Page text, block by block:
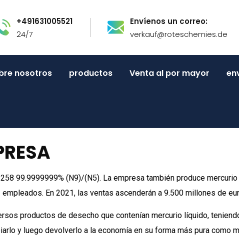
+491631005521
24/7
Envíenos un correo:
verkauf@roteschemies.de
nosotros productos Venta al por mayor
99.9999999% (N9)/(N5). La empresa también produce
En 2021, las ventas ascenderán a 9.500 millones de
productos de desecho que contenían mercurio líquido,
y luego devolverlo a la economía en su forma más pura como